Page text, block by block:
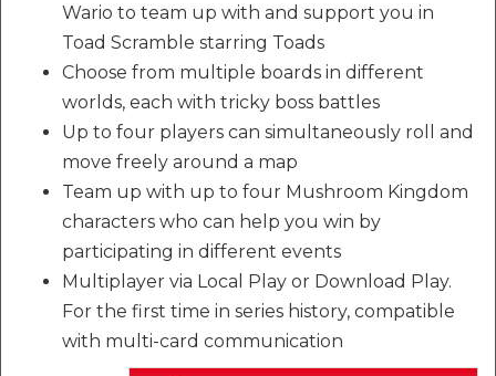
Wario to team up with and support you in
Toad Scramble starring Toads
Choose from multiple boards in different
worlds, each with tricky boss battles
Up to four players can simultaneously roll and
move freely around a map
Team up with up to four Mushroom Kingdom
characters who can help you win by
participating in different events
Multiplayer via Local Play or Download Play.
For the first time in series history, compatible
with multi-card communication